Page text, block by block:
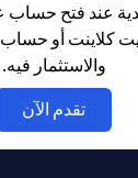
تقلبات أسعار
العملة الأجنبية
الاستثمار
بمنتجات
الفردية. يدرك
قانونية و/أو
عند فتح
كلاينت أو حساب
والاستثمار فيه.
تقدم الآن